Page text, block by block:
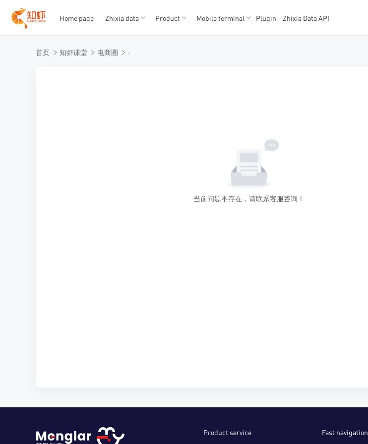
Home page Zhixia data Product Mobile terminal Plugin Zhixia Data API
首页 知虾课堂 电商圈 -
当前问题不存在，请联系客服咨询！
Product service Fast navigation